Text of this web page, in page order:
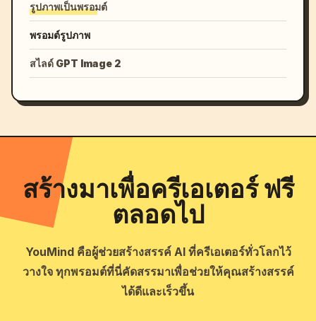
รูปภาพเป็นพรอมต์
พรอมต์รูปภาพ
สไลด์ GPT Image 2
สร้างมาเพื่อครีเอเตอร์ ฟรี
ตลอดไป
YouMind คือผู้ช่วยสร้างสรรค์ AI ที่ครีเอเตอร์ทั่วโลกไว้
วางใจ ทุกพรอมต์ที่นี่คัดสรรมาเพื่อช่วยให้คุณสร้างสรรค์
ได้ดีและเร็วขึ้น